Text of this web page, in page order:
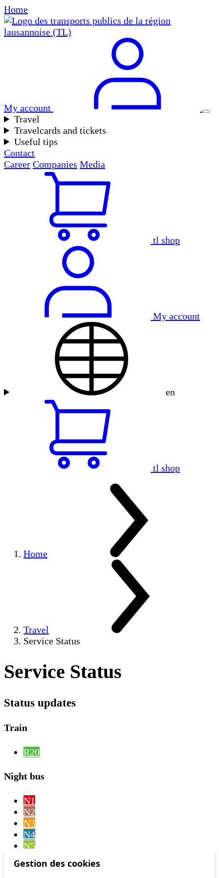
Home
My account
Travel
Travelcards and tickets
Useful tips
Contact
Career Companies Media
tl shop
My account
en
tl shop
Home
Travel
Service Status
Service Status
Status updates
Train
R20
Night bus
N1
N2
N3
N4
N5
Gestion des cookies